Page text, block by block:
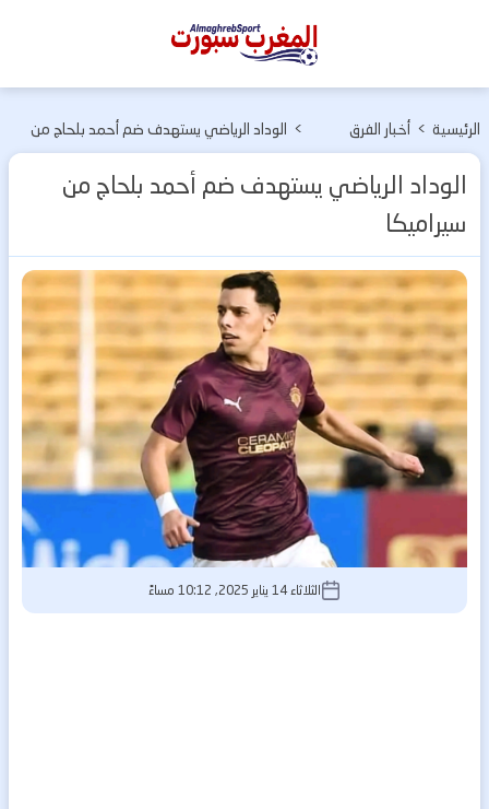
المغرب
الرئيسية > أخبار الفرق
> الوداد الرياضي يستهدف ضم أحمد بلحاج من
الوداد الرياضي يستهدف ضم أحمد بلحاج من
سيراميكا
الثلاثاء 14 يناير 2025, 10:12 مساءً